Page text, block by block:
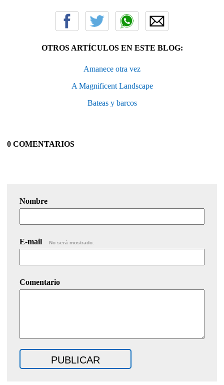
OTROS ARTÍCULOS EN ESTE BLOG:
Amanece otra vez
A Magnificent Landscape
Bateas y barcos
0 COMENTARIOS
Nombre
E-mail No será mostrado.
Comentario